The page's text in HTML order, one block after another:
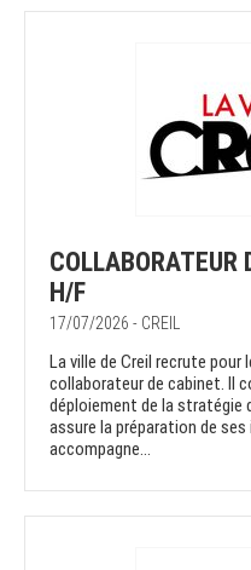
COLLABORATEUR
H/F
17/07/2026 - CREIL
La ville de Creil recrute pour
collaborateur de cabinet. Il
déploiement de la stratégie
assure la préparation de
accompagne...